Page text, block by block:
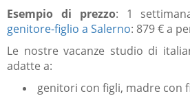
Esempio di prezzo: 1
genitore-figlio a Salerno: 879 € a
Le nostre vacanze studio di
adatte a:
genitori con figli, madre con